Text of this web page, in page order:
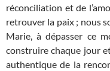
réconciliation et de
retrouver la paix ; nous
Marie, à dépasser ce
construire chaque jour
authentique de la